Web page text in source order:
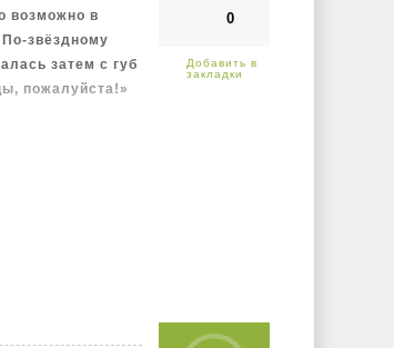
0
возможно в
звёздному
затем с губ
пожалуйста!»